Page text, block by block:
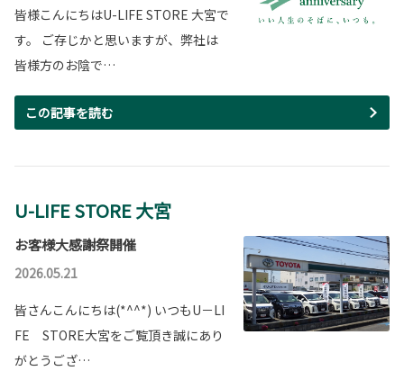
皆様こんにちはU-LIFE STORE 大宮で
す。 ご存じかと思いますが、弊社は
皆様方のお陰で…
この記事を読む
U-LIFE STORE 大宮
お客様大感謝祭開催
2026.05.21
皆さんこんにちは(*^^*) いつもU－LI
FE STORE大宮をご覧頂き誠にあり
がとうござ…